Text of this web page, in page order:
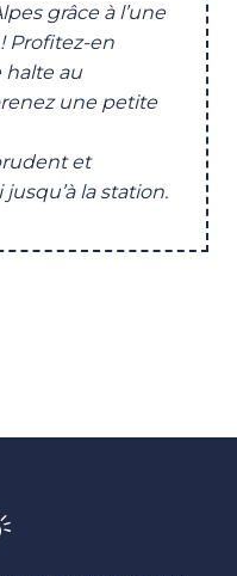
grâce à l’une
Profitez-en
halte au
une petite
et
la station.